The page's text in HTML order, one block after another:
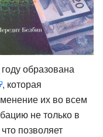
образована
, которая
их во всем
не только в
позволяет